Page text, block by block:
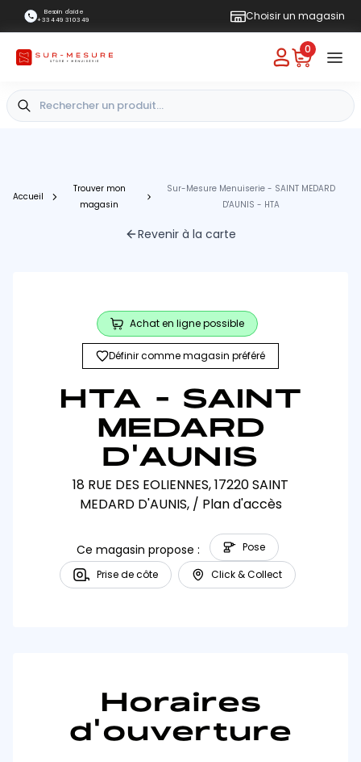
Besoin d'aide
+33 4 49 31 03 49
Choisir un magasin
0
Accueil
Trouver mon
magasin
Sur-Mesure Menuiserie - SAINT MEDARD
D'AUNIS - HTA
Revenir à la carte
Achat en ligne possible
Définir comme magasin préféré
HTA - SAINT
MEDARD
D'AUNIS
18 RUE DES EOLIENNES, 17220 SAINT
MEDARD D'AUNIS, / Plan d'accès
Ce magasin propose :
Pose
Prise de côte
Click & Collect
Horaires
d'ouverture